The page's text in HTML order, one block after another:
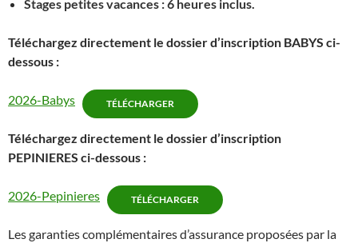
Stages petites vacances : 6 heures inclus.
Téléchargez directement le dossier d’inscription BABYS ci-
dessous :
2026-Babys TÉLÉCHARGER
Téléchargez directement le dossier d’inscription
PEPINIERES ci-dessous :
2026-Pepinieres TÉLÉCHARGER
Les garanties complémentaires d’assurance proposées par la